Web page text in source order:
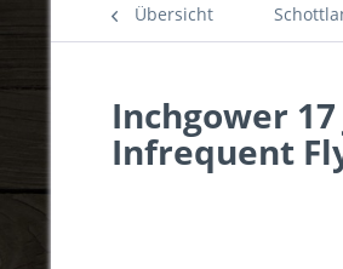
Übersicht
Inchgower
Infrequent